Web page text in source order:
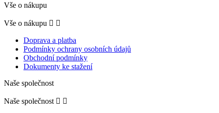
Vše o nákupu
Vše o nákupu  
Doprava a platba
Podmínky ochrany osobních údajů
Obchodní podmínky
Dokumenty ke stažení
Naše společnost
Naše společnost  